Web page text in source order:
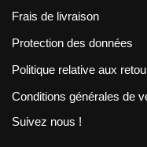
Frais de livraison
Protection des données
Politique relative aux
Conditions générales de
Suivez nous !